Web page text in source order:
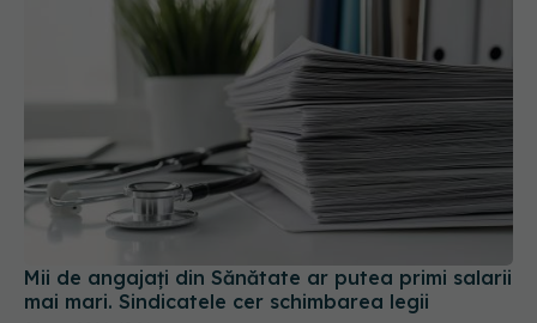
Mii de angajați din Sănătate ar putea primi salarii
mai mari. Sindicatele cer schimbarea legii